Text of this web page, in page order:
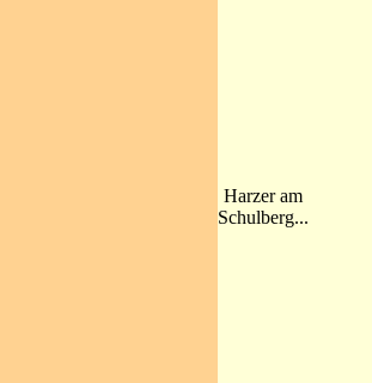
Harzer am
Schulberg...